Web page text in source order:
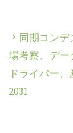
同期コン
場考察、デ
ドライバー、
2031